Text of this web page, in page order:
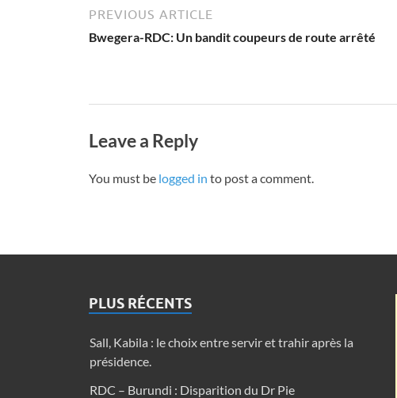
PREVIOUS ARTICLE
Bwegera-RDC: Un bandit coupeurs de route arrêté
Leave a Reply
You must be logged in to post a comment.
PLUS RÉCENTS
Sall, Kabila : le choix entre servir et trahir après la
présidence.
RDC – Burundi : Disparition du Dr Pie